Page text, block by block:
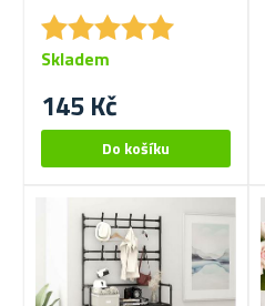
★★★★★
★★★★★
145 Kč
Skladem